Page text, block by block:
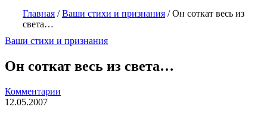
Главная /Ваши стихи и признания /Он соткат весь из
света…
Ваши стихи и признания
Он соткат весь из света…
Комментарии
12.05.2007